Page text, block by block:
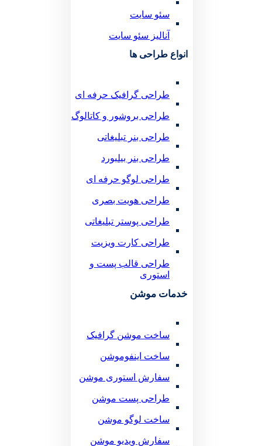
سئو سایت
آنالیز سئو سایت
انواع طراحی ها
طراحی گرافیک حرفه ای
طراحی بروشور و کاتالوگ
طراحی بنر تبلیغاتی
طراحی بنر بیلبورد
طراحی لوگو حرفه ای
طراحی هویت بصری
طراحی پوستر تبلیغاتی
طراحی کارت ویزیت
طراحی قالب پست و
استوری
خدمات موشن
ساخت موشن گرافیک
ساخت اینفوموشن
سفارش استوری موشن
طراحی پست موشن
ساخت لوگو موشن
سفارش ویدیو موشن